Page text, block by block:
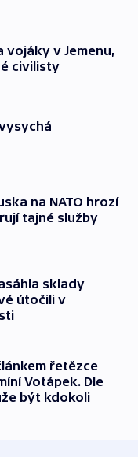
vojáky v Jemenu,
civilisty
na NATO hrozí
tajné služby
sklady
útočili v
řetězce
Votápek. Dle
být kdokoli